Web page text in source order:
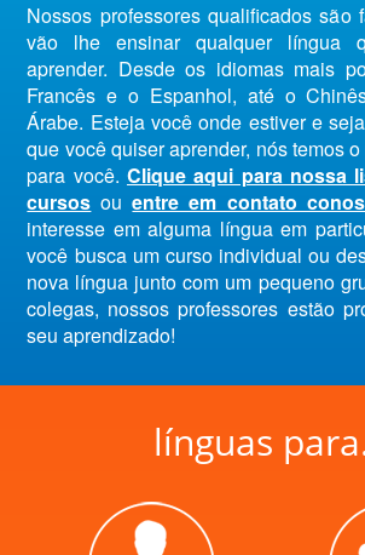
Nossos professores qualificados são
vão lhe ensinar qualquer língua
aprender. Desde os idiomas mais
Francês e o Espanhol, até o
Árabe. Esteja você onde estiver e
que você quiser aprender, nós temos
para você. Clique aqui para nossa
cursos ouentre em contato
interesse em alguma língua em
você busca um curso individual ou
nova língua junto com um pequeno
colegas, nossos professores estão
seu aprendizado!
línguas